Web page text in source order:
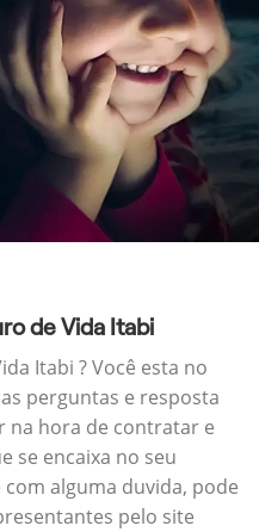
de Vida Itabi
Itabi ? Você esta no
perguntas e resposta
na hora de contratar e
se encaixa no seu
alguma duvida, pode
pelo site